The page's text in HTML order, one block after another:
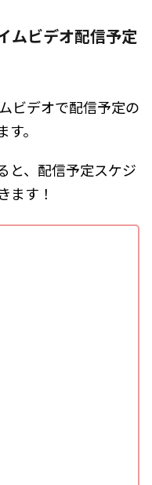
ムビデオ配信予定
ビデオで配信予定の
。
と、配信予定スケジ
ます！